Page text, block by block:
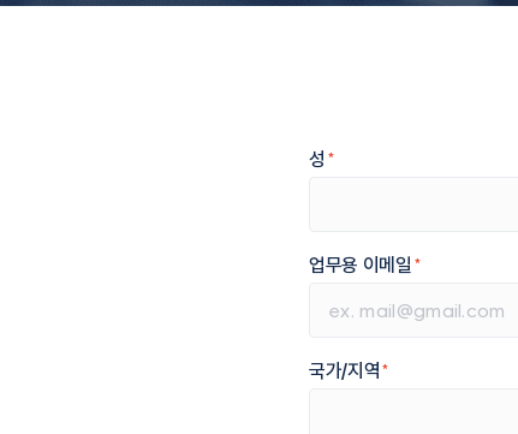
성 *
업무용 이메일 *
국가/지역 *